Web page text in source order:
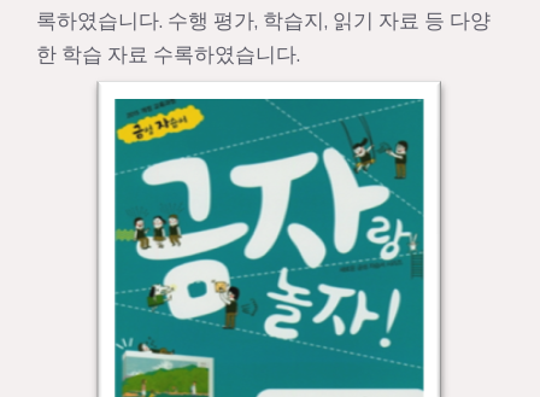
록하였습니다. 수행 평가, 학습지, 읽기 자료 등 다양
한 학습 자료 수록하였습니다.